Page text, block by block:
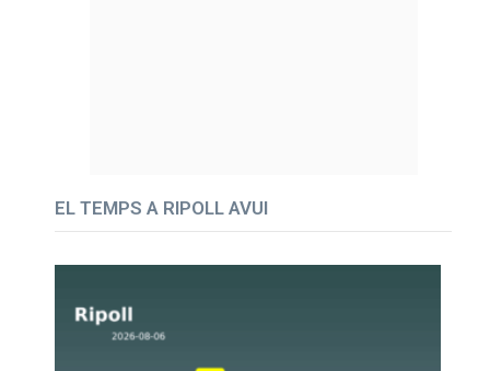
EL TEMPS A RIPOLL AVUI